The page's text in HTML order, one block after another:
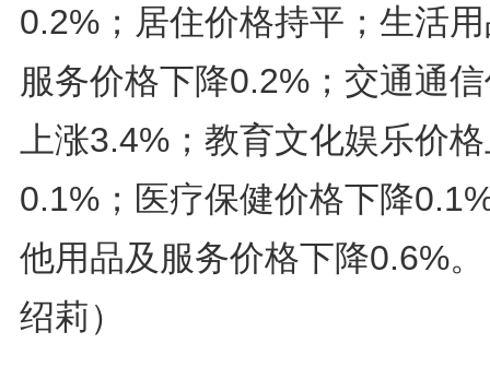
0.2%；居住价格持平；生活
服务价格下降0.2%；交通通
上涨3.4%；教育文化娱乐价
0.1%；医疗保健价格下降
他用品及服务价格下降0.6%
绍莉）